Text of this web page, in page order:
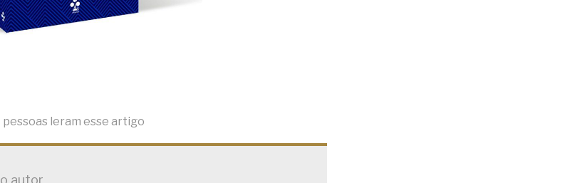
pessoas leram esse artigo
autor